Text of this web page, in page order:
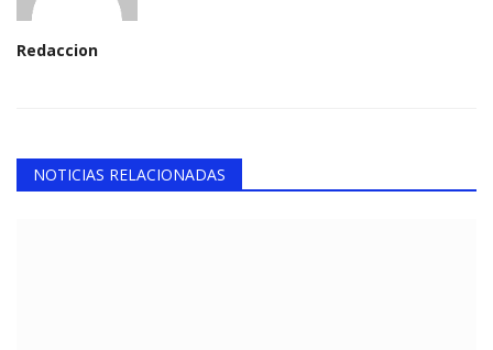
Redaccion
NOTICIAS RELACIONADAS